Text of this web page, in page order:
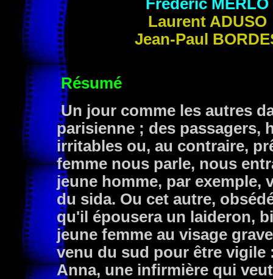
Frédéric MERLO
Laurent ADUSO
Jean-Paul
Résumé
Un jour comme les autres
parisienne ; des passagers,
irritables ou, au contraire,
femme nous parle, nous
jeune homme, par exemple,
du sida. Ou cet autre,
qu'il épousera un laideron,
jeune femme au visage
venu du sud pour être vigile
Anna, une infirmière qui